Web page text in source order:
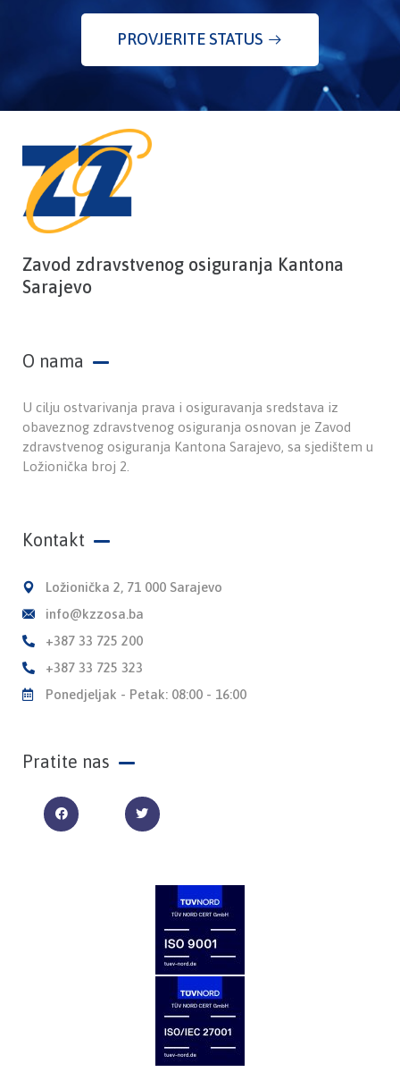
PROVJERITE STATUS
Zavod zdravstvenog osiguranja Kantona
Sarajevo
O nama
U cilju ostvarivanja prava i osiguravanja sredstava iz
obaveznog zdravstvenog osiguranja osnovan je Zavod
zdravstvenog osiguranja Kantona Sarajevo, sa sjedištem u
Ložionička broj 2.
Kontakt
Ložionička 2, 71 000 Sarajevo
info@kzzosa.ba
+387 33 725 200
+387 33 725 323
Ponedjeljak - Petak: 08:00 - 16:00
Pratite nas